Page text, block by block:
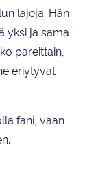
lajeja. Hän
yksi ja sama
pareittain,
eriytyvät
fani, vaan